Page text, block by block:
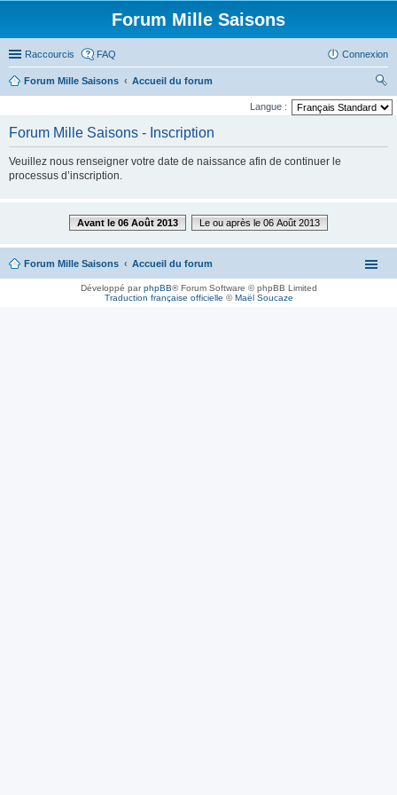
Forum Mille Saisons
Raccourcis FAQ Connexion
Forum Mille Saisons
Accueil du forum
ec
ch
Langue :
Forum Mille Saisons - Inscription
Veuillez nous renseigner votre date de naissance afin de continuer le
processus d’inscription.
Avant le 06 Août 2013 Le ou après le 06 Août 2013
Forum Mille Saisons Accueil du forum
Développé parphpBB® Forum Software © phpBB Limited
Traduction française officielle ©Maël Soucaze